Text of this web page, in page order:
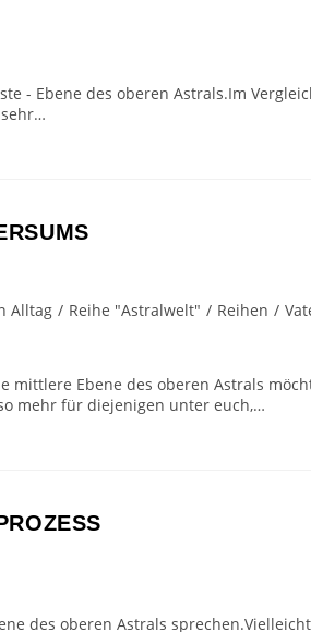
- Ebene des oberen Astrals.Im
Alltag / Reihe "Astralwelt" / Reihen /
mittlere Ebene des oberen Astrals
mehr für diejenigen unter euch,…
des oberen Astrals